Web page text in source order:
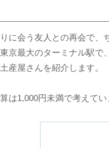
に会う友人との再会で、
京最大のターミナル駅で
産屋さんを紹介します。
は1,000円未満で考えてい